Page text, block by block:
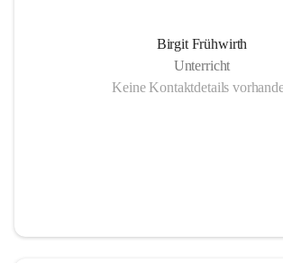
Birgit Frühwirth
Unterricht
Keine Kontaktdetails